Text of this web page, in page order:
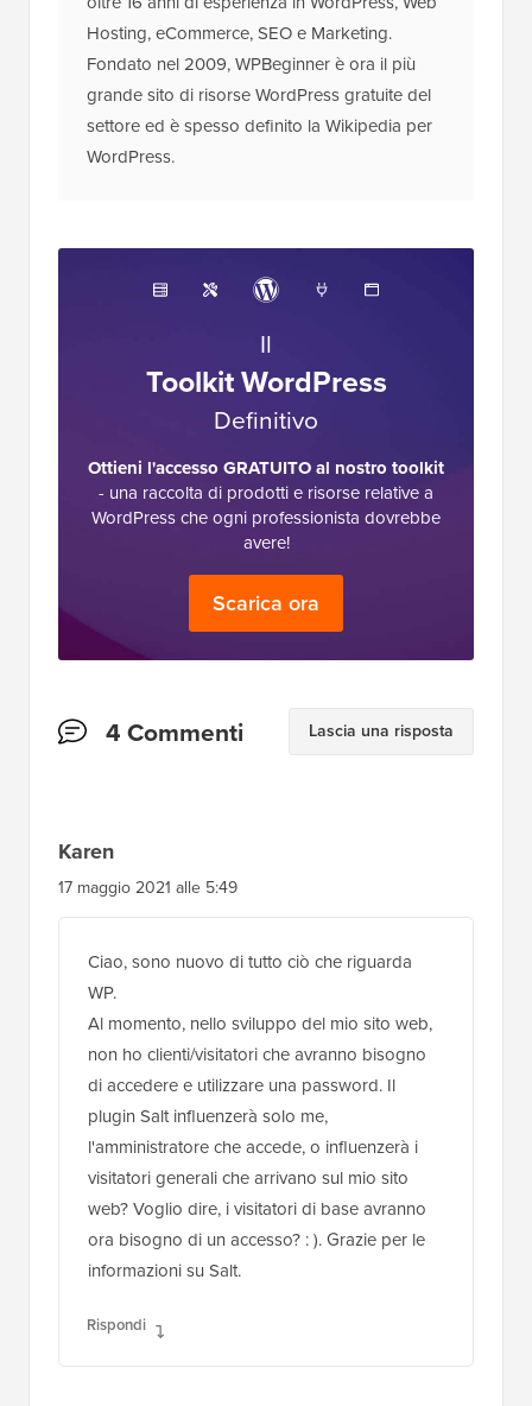
Hosting, eCommerce, SEO e Marketing.
Fondato nel 2009, WPBeginner è ora il più
grande sito di risorse WordPress gratuite del
settore ed è spesso definito la Wikipedia per
WordPress.
Il
Toolkit WordPress
Definitivo
Ottieni l'accesso GRATUITO al nostro toolkit
- una raccolta di prodotti e risorse relative a
WordPress che ogni professionista dovrebbe
avere!
Scarica ora
Interazioni
4 Commenti Lascia una risposta
Karen
17 maggio 2021 alle 5:49
Ciao, sono nuovo di tutto ciò che riguarda
WP.
Al momento, nello sviluppo del mio sito web,
non ho clienti/visitatori che avranno bisogno
di accedere e utilizzare una password. Il
plugin Salt influenzerà solo me,
l'amministratore che accede, o influenzerà i
visitatori generali che arrivano sul mio sito
web? Voglio dire, i visitatori di base avranno
ora bisogno di un accesso? : ). Grazie per le
informazioni su Salt.
Rispondi